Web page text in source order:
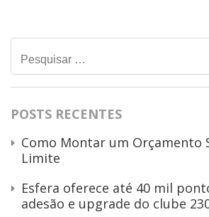
Pesquisar
por:
POSTS RECENTES
Como Montar um Orçamento
Limite
Esfera oferece até 40 mil
adesão e upgrade do clube